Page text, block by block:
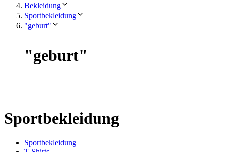
Bekleidung
Sportbekleidung
"geburt"
"geburt"
Sportbekleidung
Sportbekleidung